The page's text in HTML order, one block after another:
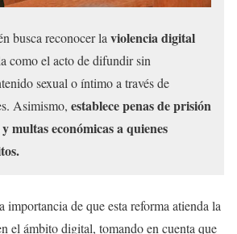
busca reconocer laviolencia digital
como el acto de difundir sin
sexual o íntimo a través de
Asimismo, establece penas de prisión
multas económicas a quienes
importancia de que esta reforma atienda la
el ámbito digital, tomando en cuenta que